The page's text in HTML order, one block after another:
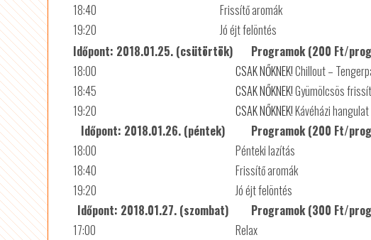
18:40
Frissítő aromák
19:20
Jó éjt felöntés
Időpont: 2018.01.25. (csütörtök)
Programok (200 Ft/
18:00
CSAK NŐKNEK!Chillout –
18:45 CSAK NŐKNEK!Gyümölcsös
19:20
CSAK NŐKNEK!Kávéházi
Időpont: 2018.01.26. (péntek)
Programok (200 Ft/
18:00
Pénteki lazítás
18:40
Frissítő aromák
19:20
Jó éjt felöntés
Időpont: 2018.01.27. (szombat)
Programok (300 Ft/
17:00
Relax